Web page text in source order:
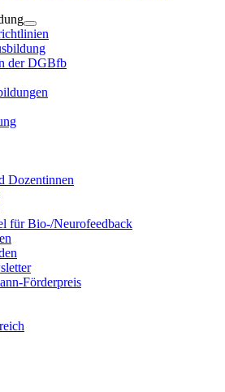
der DGBfb
Dozentinnen
für Bio-/Neurofeedback
Förderpreis